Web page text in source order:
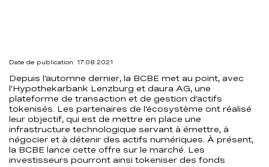
Date de publication: 17.08.2021
Depuis l’automne dernier, la BCBE met au point, avec
l’Hypothekarbank Lenzburg et daura AG, une
plateforme de transaction et de gestion d’actifs
tokenisés. Les partenaires de l’écosystème ont réalisé
leur objectif, qui est de mettre en place une
infrastructure technologique servant à émettre, à
négocier et à détenir des actifs numériques. À présent,
la BCBE lance cette offre sur le marché. Les
investisseurs pourront ainsi tokeniser des fonds